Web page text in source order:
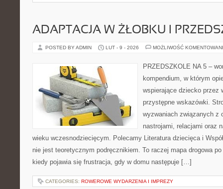
ADAPTACJA W ŻŁOBKU I
POSTED BY ADMIN LUT - 9 - 2026 MOŻLIWOŚĆ
PRZEDSZKOLE NA 5 –
kompendium, w którym
wspierające dziecko przez
przystępne wskazówki.
wyzwaniach związanych z
nastrojami, relacjami oraz
wieku wczesnodziecięcym. Polecamy Literatura dziecięca i
nie jest teoretycznym podręcznikiem. To raczej mapa drogowa
kiedy pojawia się frustracja, gdy w domu następuje […]
CATEGORIES: ROWEROWE WYDARZENIA I IMPREZY